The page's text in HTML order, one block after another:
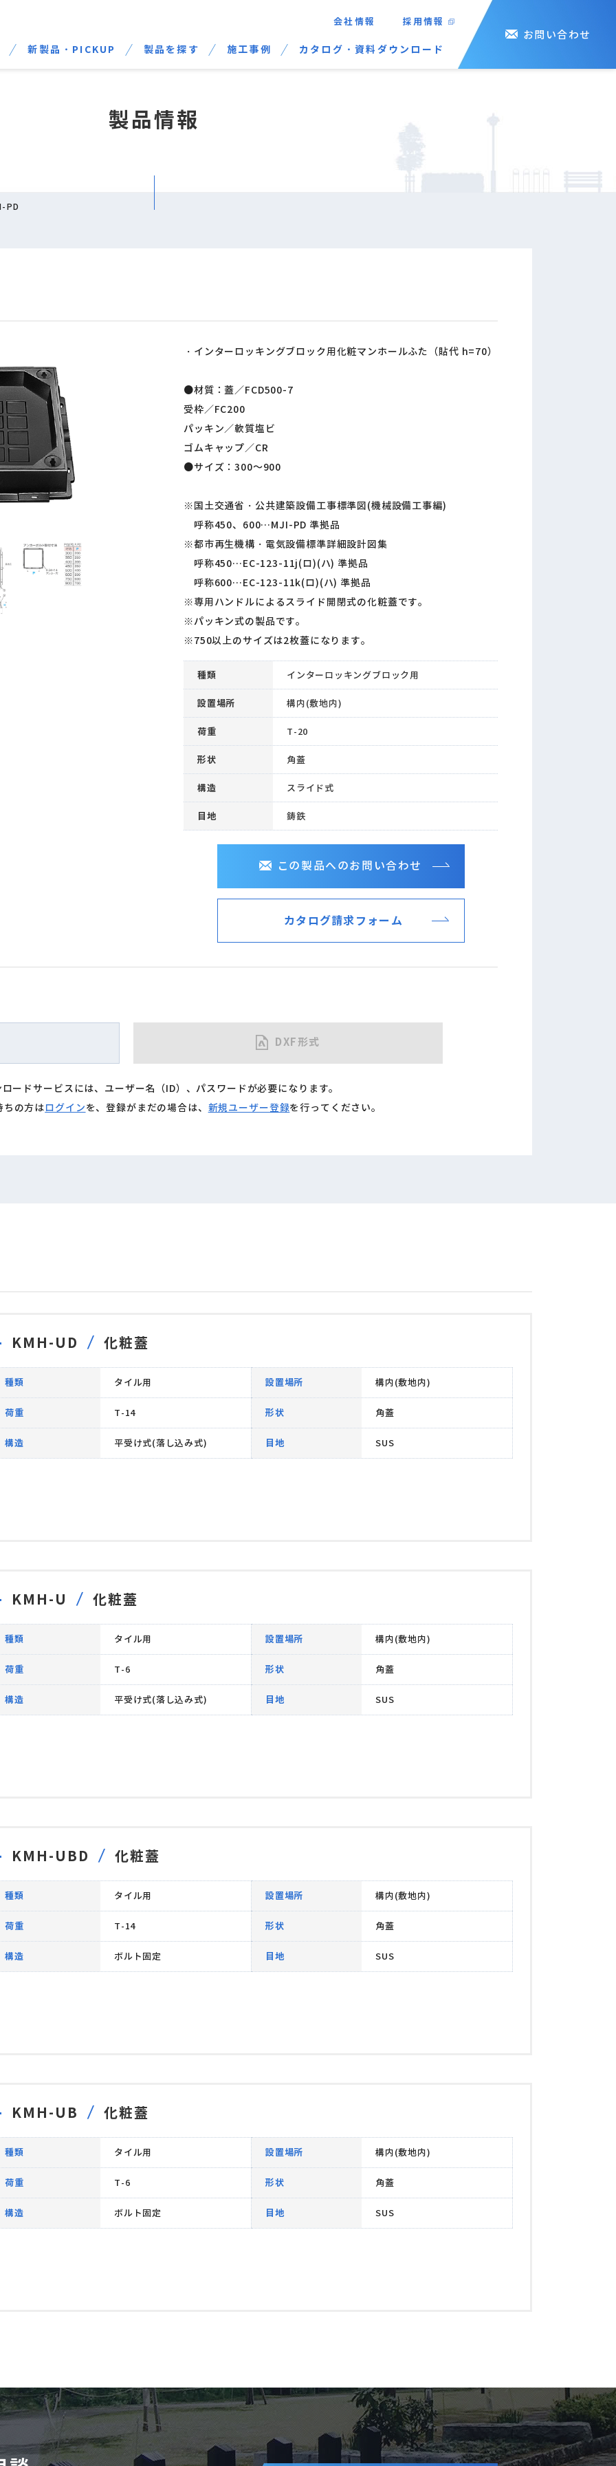
会社情報 採用情報
新製品・PICKUP 製品を探す 施工事例 カタログ・資料ダウンロード
お問い合わせ
製品情報
PD
・インターロッキングブロック用化粧マンホールふた（貼代 h=70）
●材質：蓋／FCD500-7
受枠／FC200
パッキン／軟質塩ビ
ゴムキャップ／CR
●サイズ：300～900
※国土交通省・公共建築設備工事標準図(機械設備工事編)
呼称450、600…MJI-PD 準拠品
※都市再生機構・電気設備標準詳細設計図集
呼称450…EC-123-11j(ロ)(ハ) 準拠品
呼称600…EC-123-11k(ロ)(ハ) 準拠品
※専用ハンドルによるスライド開閉式の化粧蓋です。
※パッキン式の製品です。
※750以上のサイズは2枚蓋になります。
種類 インターロッキングブロック用
設置場所 構内(敷地内)
荷重 T-20
形状 角蓋
構造 スライド式
目地 鋳鉄
この製品へのお問い合わせ
カタログ請求フォーム
DXF形式
ードサービスには、ユーザー名（ID）、パスワードが必要になります。
ちの方はログインを、登録がまだの場合は、 新規ユーザー登録を行ってください。
KMH-UD 化粧蓋
種類 タイル用 設置場所 構内(敷地内)
荷重 T-14 形状 角蓋
構造 平受け式(落し込み式) 目地 SUS
KMH-U 化粧蓋
種類 タイル用 設置場所 構内(敷地内)
荷重 T-6 形状 角蓋
構造 平受け式(落し込み式) 目地 SUS
KMH-UBD 化粧蓋
種類 タイル用 設置場所 構内(敷地内)
荷重 T-14 形状 角蓋
構造 ボルト固定 目地 SUS
KMH-UB 化粧蓋
種類 タイル用 設置場所 構内(敷地内)
荷重 T-6 形状 角蓋
構造 ボルト固定 目地 SUS